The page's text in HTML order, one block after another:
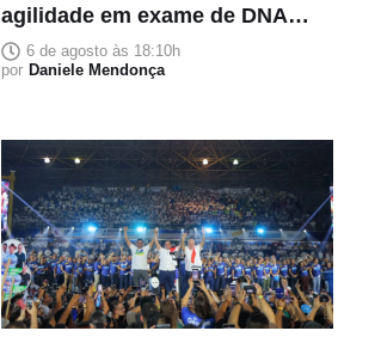
agilidade em exame de DNA
para afastar suspeita de estupro
6 de agosto às 18:10h
por Daniele Mendonça